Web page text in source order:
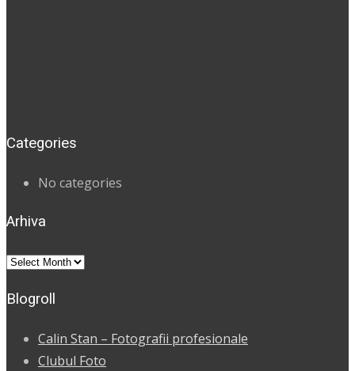
Categories
No categories
Arhiva
Arhiva
Blogroll
Calin Stan – Fotografii profesionale
Clubul Foto